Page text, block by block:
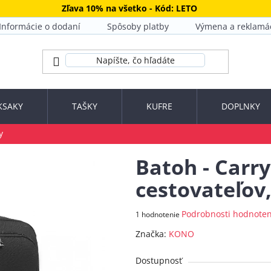
Zľava 10% na všetko - Kód: LETO
Informácie o dodaní Spôsoby platby Výmena a
TAŠKY KUFRE DOPLNKY
Batoh -
Priemerné
produktu
1 hodnotenie Podrobnosti
Značka: KONO
Dostupnosť